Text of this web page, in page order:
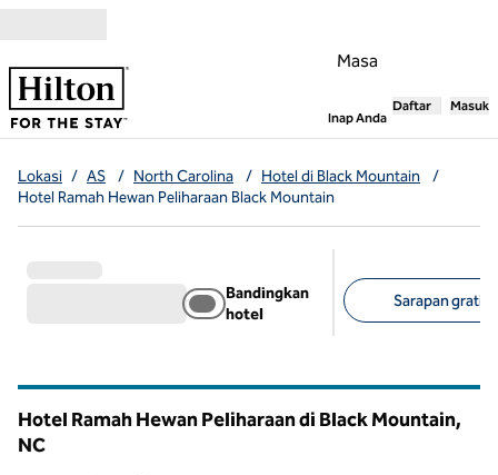
Masa
Inap Anda,Membuka
Daftar Masuk
Lokasi / AS / North Carolina / Hotel di Black Mountain
/
Hotel Ramah Hewan Peliharaan Black Mountain
Bandingkan
hotel
Sarapan gratis
Hotel Ramah Hewan Peliharaan di Black Mountain,
NC